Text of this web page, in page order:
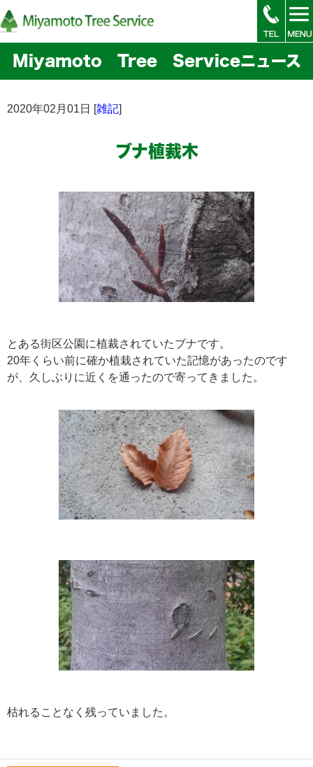
Miyamoto Tree Serviceニュース
2020年02月01日 [雑記]
ブナ植裁木
とある街区公園に植裁されていたブナです。
20年くらい前に確か植栽されていた記憶があったのです
が、久しぶりに近くを通ったので寄ってきました。
枯れることなく残っていました。